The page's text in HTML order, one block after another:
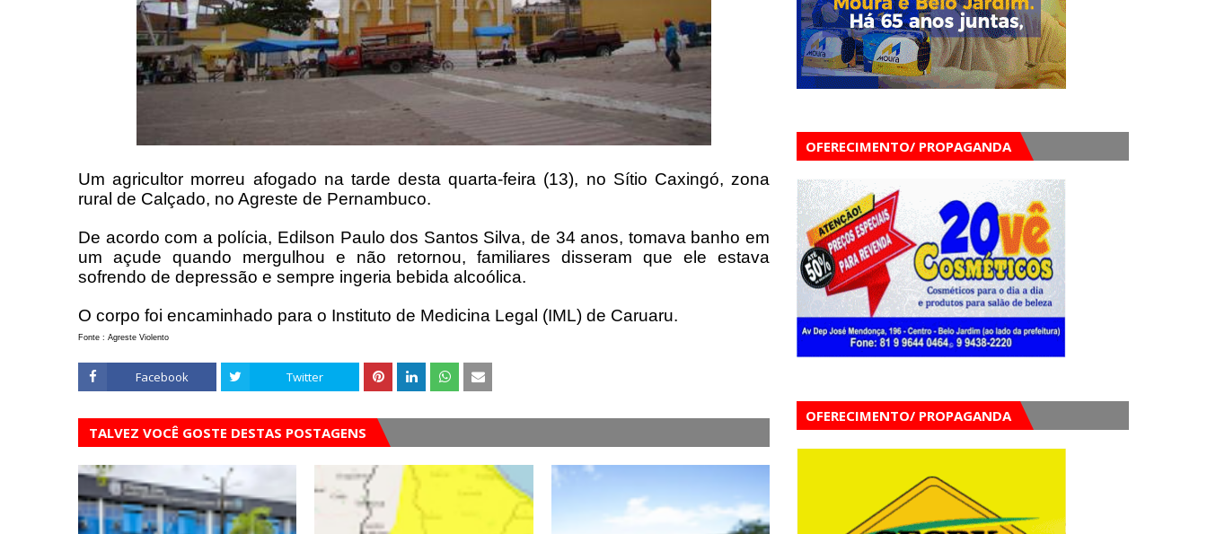
Um agricultor morreu afogado na tarde desta quarta-feira (13), no Sítio Caxingó, zona
rural de Calçado, no Agreste de Pernambuco.
De acordo com a polícia, Edilson Paulo dos Santos Silva, de 34 anos, tomava banho em
um açude quando mergulhou e não retornou, familiares disseram que ele estava
sofrendo de depressão e sempre ingeria bebida alcoólica.
O corpo foi encaminhado para o Instituto de Medicina Legal (IML) de Caruaru.
Fonte : Agreste Violento
Facebook Twitter
TALVEZ VOCÊ GOSTE DESTAS POSTAGENS
OFERECIMENTO/ PROPAGANDA
OFERECIMENTO/ PROPAGANDA